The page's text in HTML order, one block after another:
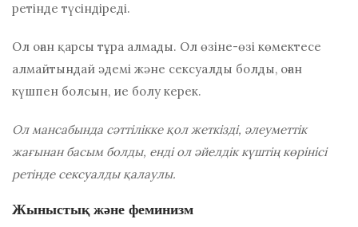
ретінде түсіндіреді.
Ол оған қарсы тұра алмады. Ол өзіне-өзі көмектесе
алмайтындай әдемі және сексуалды болды, оған
күшпен болсын, ие болу керек.
Ол мансабында сәттілікке қол жеткізді, әлеуметтік
жағынан басым болды, енді ол әйелдік күштің көрінісі
ретінде сексуалды қалаулы.
Жыныстық және феминизм